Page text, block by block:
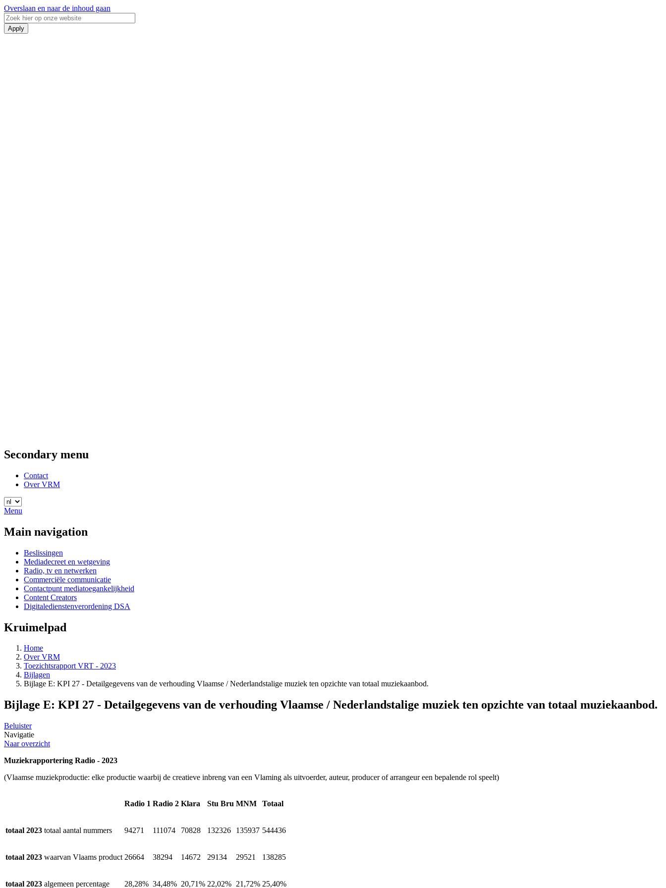
Overslaan en naar de inhoud gaan
Secondary menu
Contact
Over VRM
Menu
Main navigation
Beslissingen
Mediadecreet en wetgeving
Radio, tv en netwerken
Commerciële communicatie
Contactpunt mediatoegankelijkheid
Content Creators
Digitaledienstenverordening DSA
Kruimelpad
Home
Over VRM
Toezichtsrapport VRT - 2023
Bijlagen
Bijlage E: KPI 27 - Detailgegevens van de verhouding Vlaamse / Nederlandstalige muziek ten opzichte van totaal muziekaanbod.
Bijlage E: KPI 27 - Detailgegevens van de verhouding Vlaamse / Nederlandstalige muziek ten opzichte van totaal muziekaanbod.
Beluister
Navigatie
Naar overzicht
Muziekrapportering Radio - 2023
(Vlaamse muziekproductie: elke productie waarbij de creatieve inbreng van een Vlaming als uitvoerder, auteur, producer of arrangeur een bepalende rol speelt)
Radio 1 Radio 2 Klara Stu Bru MNM Totaal
totaal 2023 totaal aantal nummers 94271 111074 70828 132326 135937 544436
totaal 2023 waarvan Vlaams product 26664 38294 14672 29134 29521 138285
totaal 2023 algemeen percentage 28,28% 34,48% 20,71% 22,02% 21,72% 25,40%